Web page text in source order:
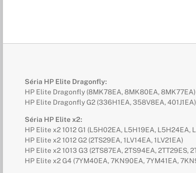
Séria HP Elite Dragonfly:
HP Elite Dragonfly (8MK78EA, 8MK80EA, 8MK77EA)
HP Elite Dragonfly G2 (336H1EA, 358V8EA, 401J1EA)
Séria HP Elite x2:
HP Elite x2 1012 G1 (L5H02EA, L5H19EA, L5H24EA,
HP Elite x2 1012 G2 (2TS29EA, 1LV14EA, 1LV21EA)
HP Elite x2 1013 G3 (2TS87EA, 2TS94EA, 2TT29ES,
HP Elite x2 G4 (7YM40EA, 7KN90EA, 7YM41EA,